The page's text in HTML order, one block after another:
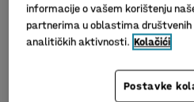
informacije o vašem korištenju
partnerima u oblastima
analitičkih aktivnosti. Kolačići
Postavke